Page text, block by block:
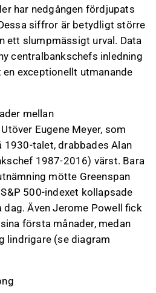
har nedgången fördjupats
siffror är betydligt större
ett slumpmässigt urval. Data
centralbankschefs inledning
exceptionellt utmanande
mellan
Eugene Meyer, som
1930-talet, drabbades Alan
1987-2016) värst. Bara
mötte Greenspan
500-indexet kollapsade
dag. Även Jerome Powell fick
första månader, medan
lindrigare (se diagram